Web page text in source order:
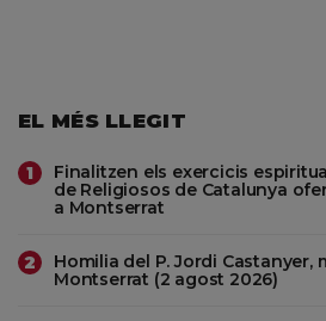
EL MÉS LLEGIT
1
Finalitzen els exercicis
de Religiosos de Catalunya
a Montserrat
2
Homilia del P. Jordi Castanyer,
Montserrat (2 agost 2026)